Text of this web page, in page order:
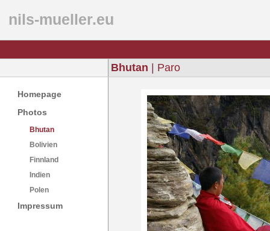
nils-mueller.eu
Bhutan | Paro
Homepage
Photos
Bhutan
Bolivien
Finnland
Indien
Polen
Impressum